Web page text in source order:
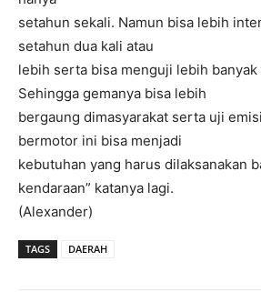
setahun sekali. Namun bisa lebih
setahun dua kali atau
lebih serta bisa menguji lebih banyak
Sehingga gemanya bisa lebih
bergaung dimasyarakat serta uji
bermotor ini bisa menjadi
kebutuhan yang harus dilaksanakan
kendaraan” katanya lagi.
(Alexander)
TAGS DAERAH